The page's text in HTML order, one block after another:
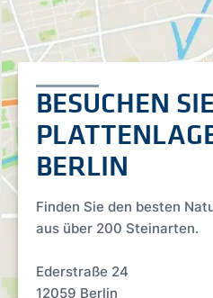
BESUCHEN
BERLIN
Finden Sie den besten
aus über 200 Steinarten.
Ederstraße 24
12059 Berlin